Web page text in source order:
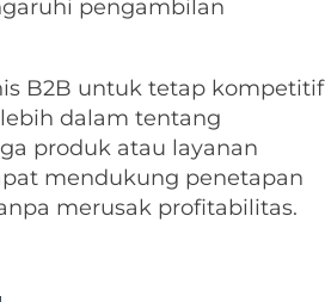
pengambilan
B2B untuk tetap kompetitif
dalam tentang
produk atau layanan
mendukung penetapan
merusak profitabilitas.